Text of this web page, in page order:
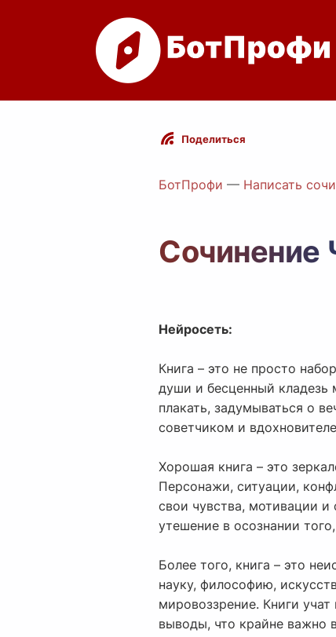
Поделиться
БотПрофи — Написать
Сочинение
Нейросеть:
Книга – это не просто
души и бесценный кладезь
плакать, задумываться о
советчиком и
Хорошая книга – это
Персонажи, ситуации,
свои чувства, мотивации
утешение в осознании
Более того, книга – это
науку, философию,
мировоззрение. Книги
выводы, что крайне важно